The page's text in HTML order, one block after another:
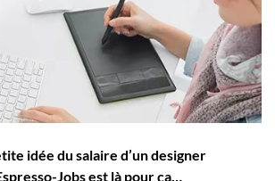
d'emploi
idée du salaire d’un designer
Jobs est là pour ça…